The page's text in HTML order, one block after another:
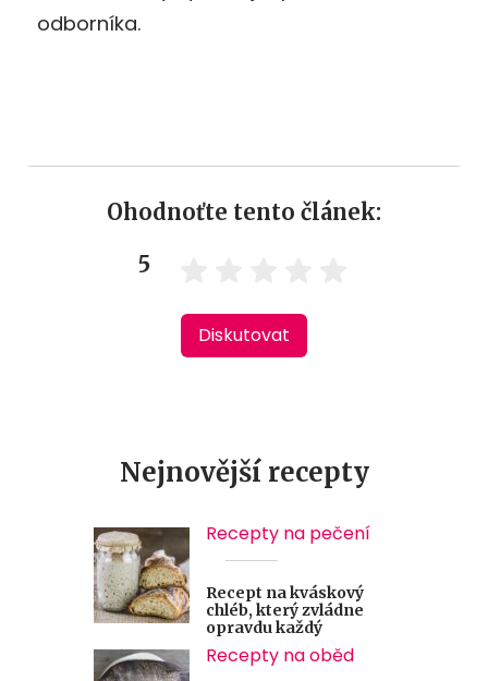
odborníka.
Ohodnoťte tento článek:
5
Diskutovat
Nejnovější recepty
Recepty na pečení
Recept na kváskový
chléb, který zvládne
opravdu každý
Recepty na oběd